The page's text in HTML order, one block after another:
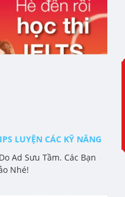
LUYỆN CÁC KỸ NĂNG
Ad Sưu Tầm. Các Bạn
Nhé!